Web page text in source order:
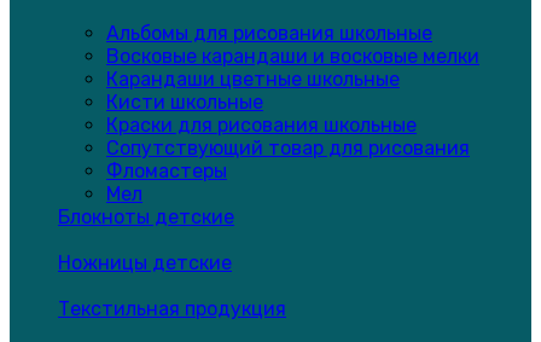
Альбомы для рисования школьные
Восковые карандаши и восковые мелки
Карандаши цветные школьные
Кисти школьные
Краски для рисования школьные
Сопутствующий товар для рисования
Фломастеры
Мел
Блокноты детские
Ножницы детские
Текстильная продукция